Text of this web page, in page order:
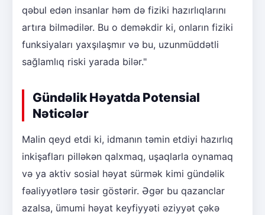
qəbul edən insanlar həm də fiziki hazırlıqlarını
artıra bilmədilər. Bu o deməkdir ki, onların fiziki
funksiyaları yaxşılaşmır və bu, uzunmüddətli
sağlamlıq riski yarada bilər."
Gündəlik Həyatda Potensial
Nəticələr
Malin qeyd etdi ki, idmanın təmin etdiyi hazırlıq
inkişafları pilləkən qalxmaq, uşaqlarla oynamaq
və ya aktiv sosial həyat sürmək kimi gündəlik
fəaliyyətlərə təsir göstərir. Əgər bu qazanclar
azalsa, ümumi həyat keyfiyyəti əziyyət çəkə